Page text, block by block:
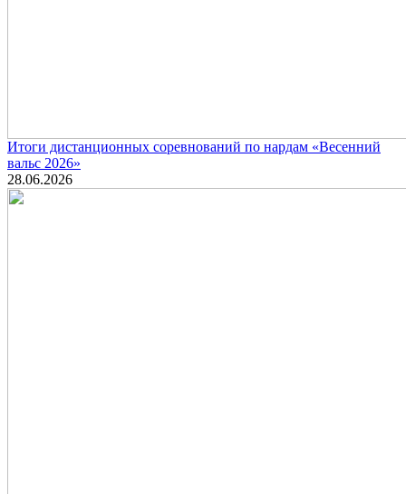
Итоги дистанционных соревнований по нардам «Весенний
вальс 2026»
28.06.2026